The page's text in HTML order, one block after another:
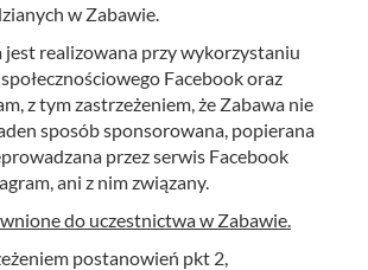
w Zabawie.
jest realizowana przy wykorzystaniu
Facebook oraz
z tym zastrzeżeniem, że Zabawa nie
sposób sponsorowana, popierana
przez serwis Facebook
ani z nim związany.
do uczestnictwa w Zabawie.
postanowień pkt 2,